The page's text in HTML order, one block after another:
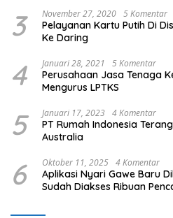
3 November 27, 2020 5 Komentar
Pelayanan Kartu Putih Di
Ke Daring
4 Januari 28, 2021 5 Komentar
Perusahaan Jasa Tenaga
Mengurus LPTKS
5 Januari 17, 2023 4 Komentar
PT Rumah Indonesia
Australia
6 Oktober 11, 2025 4 Komentar
Aplikasi Nyari Gawe Baru
Sudah Diakses Ribuan